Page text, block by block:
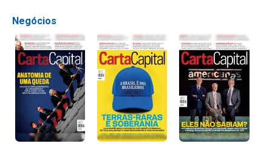
Negócios